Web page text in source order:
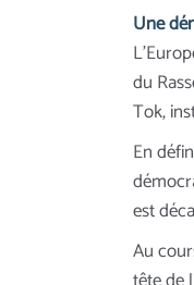
Une
du
Tok,
En
est
Au